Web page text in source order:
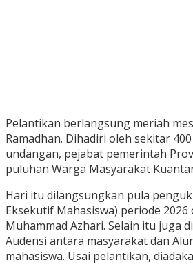
Pelantikan berlangsung meriah
Ramadhan. Dihadiri oleh sekitar
undangan, pejabat pemerintah
puluhan Warga Masyarakat
Hari itu dilangsungkan pula
Eksekutif Mahasiswa) periode 2026
Muhammad Azhari. Selain itu juga
Audensi antara masyarakat dan
mahasiswa. Usai pelantikan,